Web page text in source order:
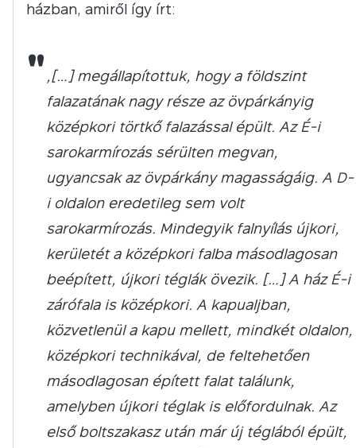
házban, amiről így írt:
" „[…] megállapítottuk, hogy a földszint
falazatának nagy része az övpárkányig
középkori törtkő falazással épült. Az É-i
sarokarmírozás sérülten megvan,
ugyancsak az övpárkány magasságáig. A D-
i oldalon eredetileg sem volt
sarokarmírozás. Mindegyik falnyílás újkori,
kerületét a középkori falba másodlagosan
beépített, újkori téglák övezik. […] A ház É-i
zárófala is középkori. A kapualjban,
közvetlenül a kapu mellett, mindkét oldalon,
középkori technikával, de feltehetően
másodlagosan épített falat találunk,
amelyben újkori téglak is előfordulnak. Az
első boltszakasz után már új téglából épült,